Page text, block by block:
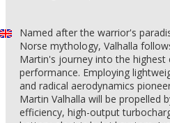
Named after the warrior's
Norse mythology, Valhalla
Martin's journey into the highest
performance. Employing
and radical aerodynamics
Martin Valhalla will be propelled
efficiency, high-output